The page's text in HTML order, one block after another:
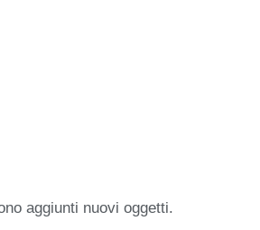
aggiunti nuovi oggetti.